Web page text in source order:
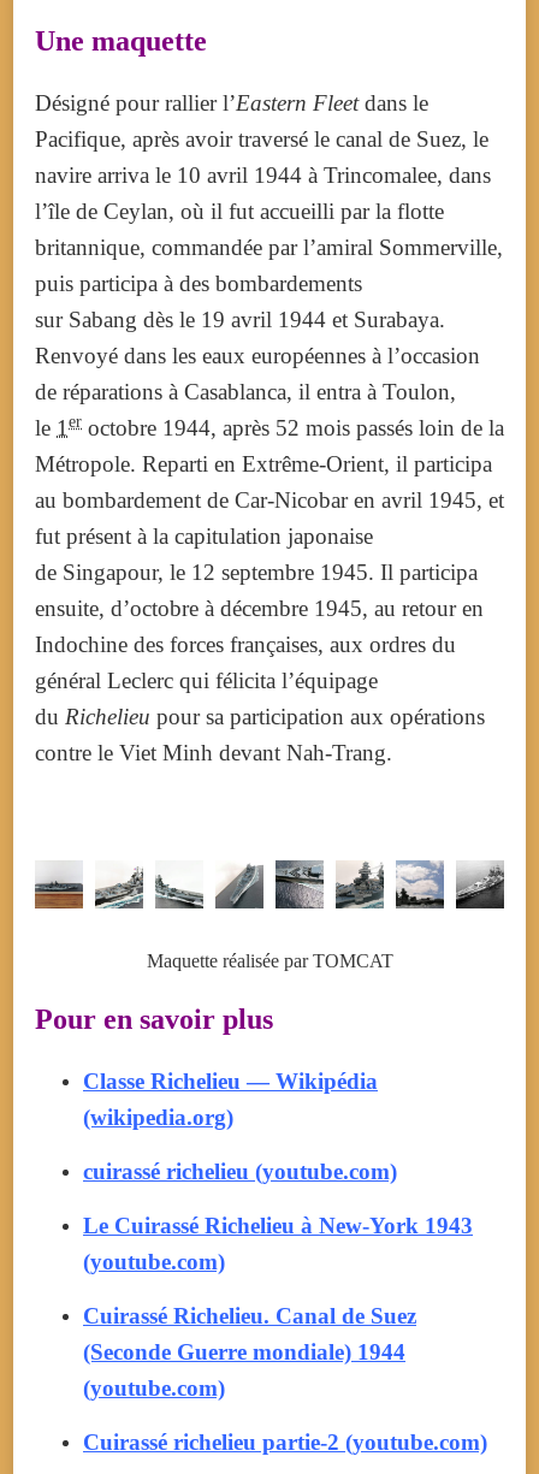
Une maquette
Désigné pour rallier l’Eastern Fleetdans le
Pacifique, après avoir traversé le canal de Suez, le
navire arriva le 10 avril 1944 à Trincomalee, dans
l’île de Ceylan, où il fut accueilli par la flotte
britannique, commandée par l’amiral Sommerville,
puis participa à des bombardements
sur Sabang dès le 19 avril 1944 et Surabaya.
Renvoyé dans les eaux européennes à l’occasion
de réparations à Casablanca, il entra à Toulon,
le 1 er octobre 1944, après 52 mois passés loin de la
Métropole. Reparti en Extrême-Orient, il participa
au bombardement de Car-Nicobar en avril 1945, et
fut présent à la capitulation japonaise
de Singapour, le 12 septembre 1945. Il participa
ensuite, d’octobre à décembre 1945, au retour en
Indochine des forces françaises, aux ordres du
général Leclerc qui félicita l’équipage
du Richelieu pour sa participation aux opérations
contre le Viet Minh devant Nah-Trang.
Maquette réalisée par TOMCAT
Pour en savoir plus
Classe Richelieu — Wikipédia
(wikipedia.org)
cuirassé richelieu (youtube.com)
Le Cuirassé Richelieu à New-York 1943
(youtube.com)
Cuirassé Richelieu. Canal de Suez
(Seconde Guerre mondiale) 1944
(youtube.com)
Cuirassé richelieu partie-2 (youtube.com)